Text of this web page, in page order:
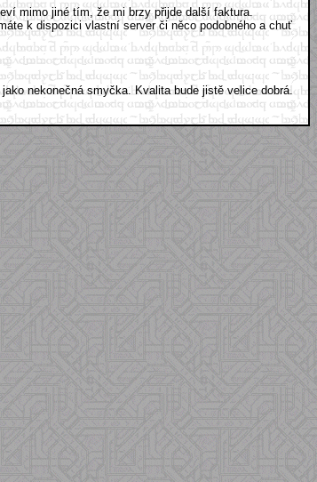
mimo jiné tím, že mi brzy přijde další faktura.
k dispozici vlastní server či něco podobného a chuť
nekonečná smyčka. Kvalita bude jistě velice dobrá.